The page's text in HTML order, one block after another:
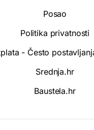
Posao
Politika privatnosti
- Često
Srednja.hr
Baustela.hr